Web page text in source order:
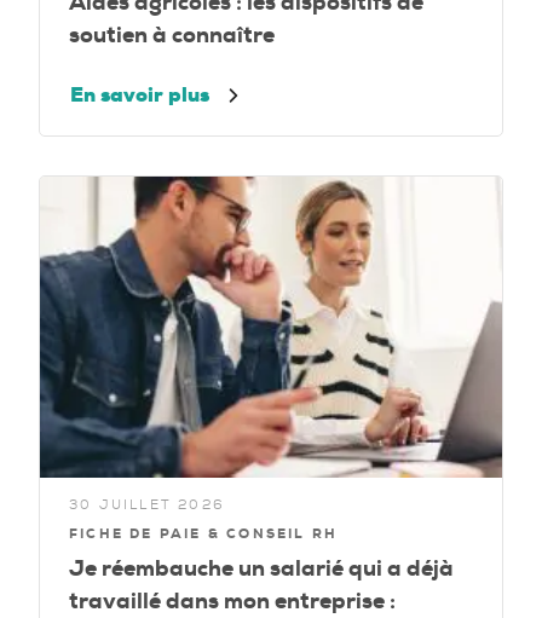
soutien à connaître
En savoir plus
30 JUILLET 2026
FICHE DE PAIE & CONSEIL RH
Je réembauche un salarié qui a déjà
travaillé dans mon entreprise :